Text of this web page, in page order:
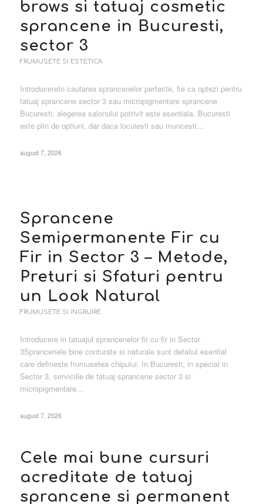
brows si tatuaj cosmetic
sprancene in Bucuresti,
sector 3
FRUMUSETE SI ESTETICA
IntroducereIn cautarea sprancenelor perfecte, fie ca optezi pentru
tatuaj sprancene sector 3 sau micropigmentare sprancene
Bucuresti, alegerea salonului potrivit este esentiala. Bucuresti
este plin de optiuni, dar daca locuiesti sau muncesti…
august 7, 2026
Sprancene
Semipermanente Fir cu
Fir in Sector 3 – Metode,
Preturi si Sfaturi pentru
un Look Natural
FRUMUSETE SI INGRIJIRE
Introducere in tatuajul sprancenelor fir cu fir in Sector
3Sprancenele bine conturate si naturale sunt detaliul esential
care defineste frumusetea chipului. In Bucuresti, in special in
Sector 3, serviciile de tatuaj sprancene sector 3 si
micropigmentare…
august 7, 2026
Cele mai bune cursuri
acreditate de tatuaj
sprancene si permanent